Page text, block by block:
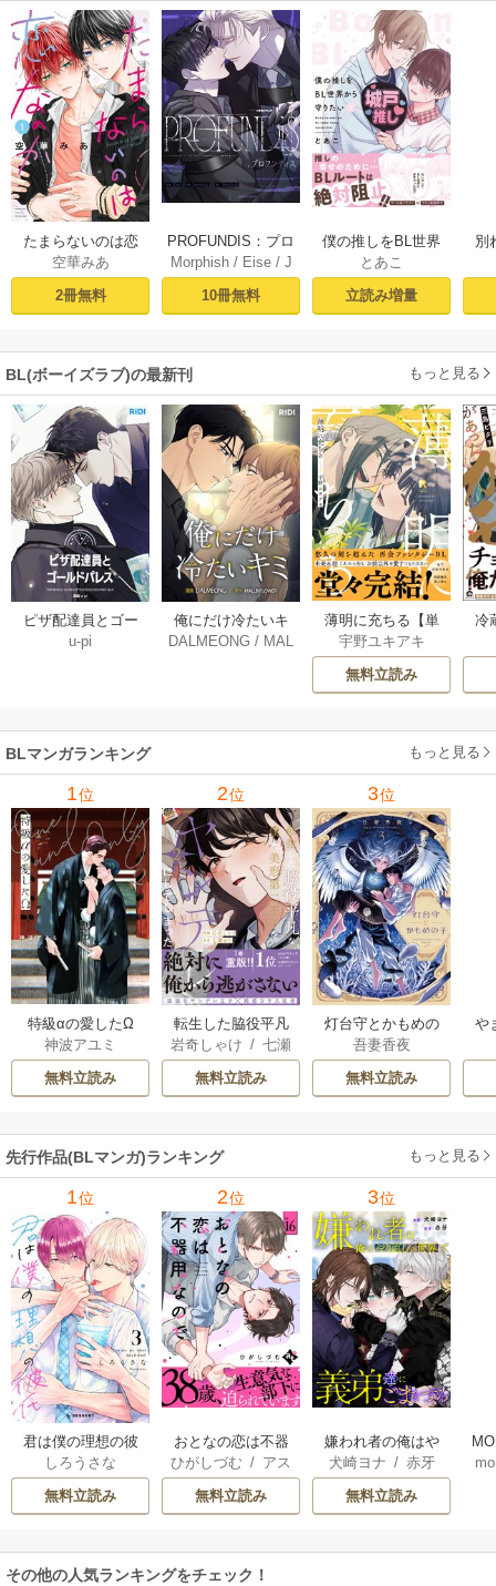
たまらないのは恋
なのか（１）【シ
ーモア限定特典付
き】
空華みあ
2冊無料
PROFUNDIS：プロ
フンディス【タテ
ヨミ】1
Morphish/ Eise/ J
aeyoung
10冊無料
僕の推しをBL世界
から守りたい【シ
ーモア限定特典付
き電子単行本】 上
とあこ
立読み増量
別
BL(ボーイズラブ)の最新刊 もっと見る
ピザ配達員とゴー
ルドパレス【タテ
u-pi
俺にだけ冷たいキ
ミ【タテヨミ】 34
DALMEONG / MAL
薄明に充ちる【単
行本版】 5巻
宇野ユキアキ
無料立読み
冷
BLマンガランキング もっと見る
1位
特級αの愛したΩ
神波アユミ
無料立読み
2位
転生した脇役平凡
な僕は、美形第二
王子をヤンデレに
してしまった【シ
岩奇しゃけ /七瀬
おむ
無料立読み
3位
灯台守とかもめの
子
吾妻香夜
無料立読み
や
先行作品(BLマンガ)ランキング もっと見る
1位
君は僕の理想の彼
氏
しろうさな
無料立読み
2位
おとなの恋は不器
用なので
ひがしづむ / アス
ティル編集部
無料立読み
3位
嫌われ者の俺はや
り直しの世界で義
弟達にごまをする
（分冊版）
犬崎ヨナ / 赤牙
無料立読み
その他の人気ランキングをチェック！